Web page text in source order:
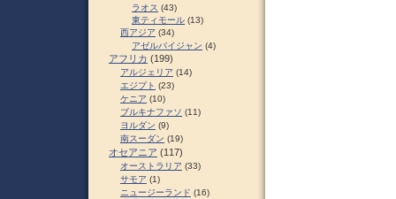
ラオス (43)
東ティモール (13)
西アジア (34)
アゼルバイジャン (4)
アフリカ (199)
アルジェリア (14)
エジプト (23)
ケニア (10)
ブルキナファソ (11)
ヨルダン (9)
南スーダン (19)
オセアニア (117)
オーストラリア (33)
サモア (1)
ニュージーランド (16)